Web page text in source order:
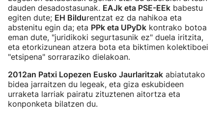
dauden desadostasunak. EAJk eta PSE-EEk babestu
egiten dute; EH Bildurentzat ez da nahikoa eta
abstenitu egin da; eta PPk eta UPyDk kontrako botoa
eman dute, "juridikoki segurtasunik ez" duela iritzita,
eta etorkizunean atzera bota eta biktimen kolektiboei
"etsipena" sorraraziko dielakoan.
2012an Patxi Lopezen Eusko Jaurlaritzak abiatutako
bidea jarraitzen du legeak, eta giza eskubideen
urraketa larriak pairatu zituztenen aitortza eta
konponketa bilatzen du.